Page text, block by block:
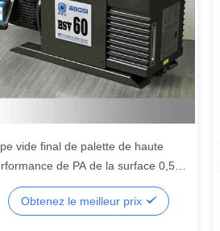
vide final de palette de haute
de PA de la surface 0,5
peinture de pompe à vide
Obtenez le meilleur prix